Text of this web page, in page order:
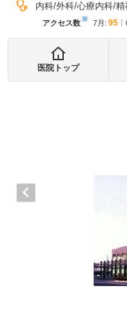
内科 外科 心療内科 精
アクセス数※ 7月 : 95
医院トップ